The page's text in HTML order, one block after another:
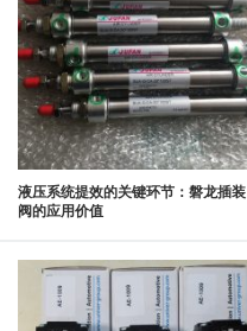
液压系统提效的关键环节：磐龙插装
阀的应用价值